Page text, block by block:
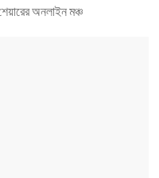
অনলাইন মঞ্চ